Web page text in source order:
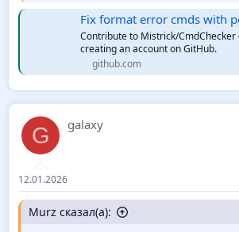
Fix format error cmds with percent ·
Contribute to Mistrick/
creating an account on GitHub.
github.com
G galaxy
12.01.2026
Murz сказал(а):